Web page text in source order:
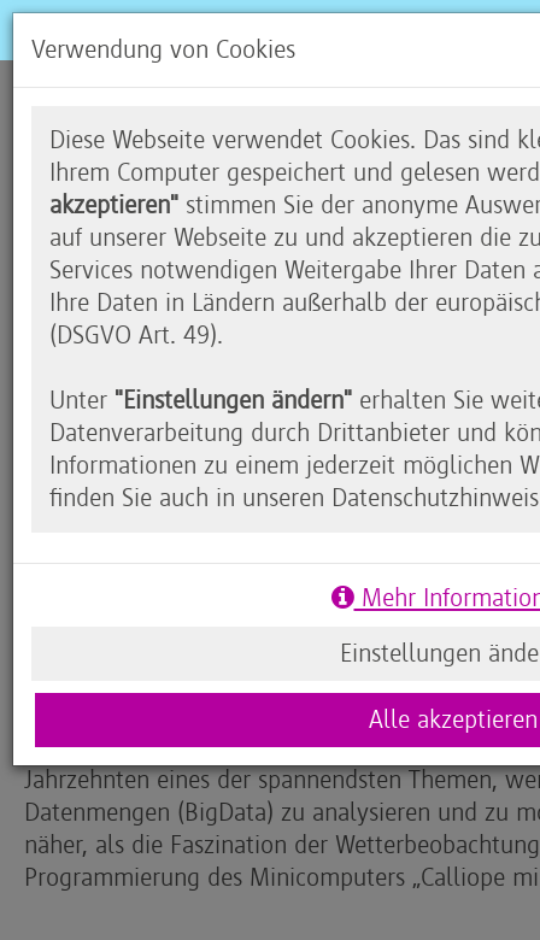
Eine Wetterstation mit
Programmieren als Sprache der
Betrachtet man die fortschreitende
mit Blick auf die Bildungsziele immer wieder
sollen Kinder und Jugendliche vorbereitet
Leben in den nächsten Jahren bestimmen
Zusammenhänge ist notwendig, um im
Und was sollten Kinder und Jugendliche lernen?
Alltags zu sammeln, die Kindern und
Zusammenhänge schrittweise zu erkennen, um
So weisen alle Lehrpläne der Bundesländer das
ein Schlüsselthema aus. Zugleich ist
Jahrzehnten eines der spannendsten Themen,
Datenmengen (BigData) zu analysieren und zu
näher, als die Faszination der
Programmierung des Minicomputers „Calliope
Verwendung von Cookies
Diese Webseite verwendet Cookies. Das sind
Ihrem Computer gespeichert und gelesen
akzeptieren" stimmen Sie der anonyme
auf unserer Webseite zu und akzeptieren die
Services notwendigen Weitergabe Ihrer
Ihre Daten in Ländern außerhalb der
(DSGVO Art. 49).
Unter "Einstellungen ändern" erhalten Sie
Datenverarbeitung durch Drittanbieter und
Informationen zu einem jederzeit möglichen
finden Sie auch in unseren
Mehr
Einstellungen
Alle akzeptieren